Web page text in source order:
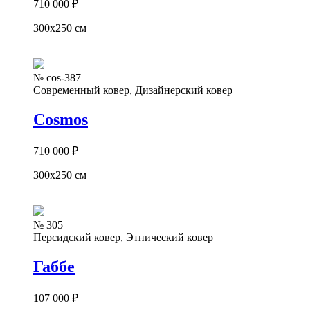
710 000 ₽
300x250 см
№ cos-387
Современный ковер, Дизайнерский ковер
Cosmos
710 000 ₽
300x250 см
№ 305
Персидский ковер, Этнический ковер
Габбе
107 000 ₽